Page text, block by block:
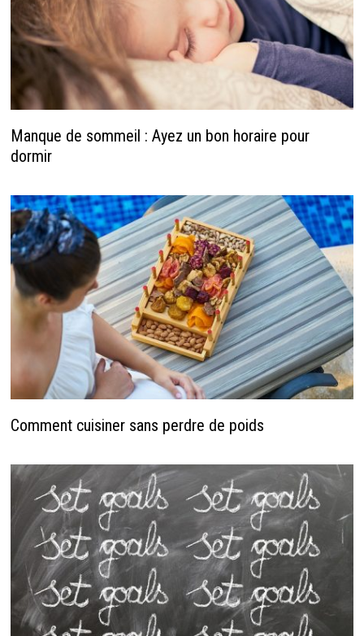
Manque de sommeil : Ayez un bon horaire pour
dormir
Comment cuisiner sans perdre de poids